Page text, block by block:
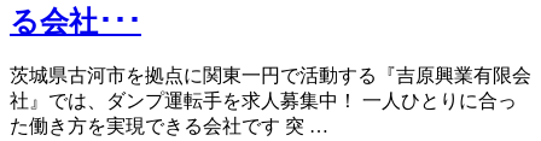
る会社･･･
茨城県古河市を拠点に関東一円で活動する『吉原興業有限会
社』では、ダンプ運転手を求人募集中！ 一人ひとりに合っ
た働き方を実現できる会社です 突 …